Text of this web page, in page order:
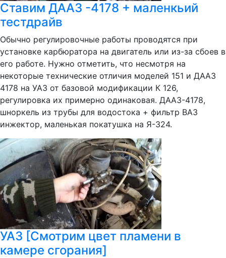
Ставим ДААЗ -4178 + маленкьий
тестдрайв
Обычно регулировочные работы проводятся при
установке карбюратора на двигатель или из-за сбоев в
его работе. Нужно отметить, что несмотря на
некоторые технические отличия моделей 151 и ДААЗ
4178 на УАЗ от базовой модификации К 126,
регулировка их примерно одинаковая. ДААЗ-4178,
шноркель из трубы для водостока + фильтр ВАЗ
инжектор, маленькая покатушка на Я-324.
УАЗ [Смотрим цвет пламени в
камере сгорания]